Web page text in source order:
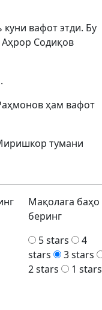
вафот этди. Бу
Аҳрор Содиқов
ҳам вафот
тумани
Мақолага баҳо
беринг
5 stars
4
stars
3 stars
2 stars
1 stars